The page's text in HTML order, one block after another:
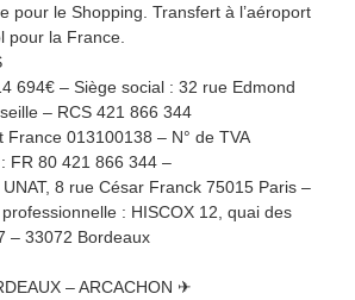
pour le Shopping. Transfert à l’aéroport
pour la France.
694€ – Siège social : 32 rue Edmond
– RCS 421 866 344
France 013100138 – N° de TVA
FR 80 421 866 344 –
8 rue César Franck 75015 Paris –
: HISCOX 12, quai des
– 33072 Bordeaux
– ARCACHON ✈